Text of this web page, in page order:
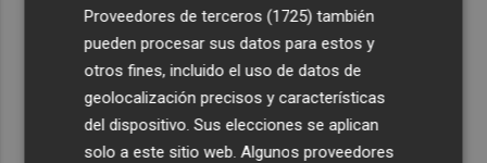
Proveedores de terceros (1725) también
pueden procesar sus datos para estos y
otros fines, incluido el uso de datos de
geolocalización precisos y características
del dispositivo. Sus elecciones se aplican
solo a este sitio web. Algunos proveedores